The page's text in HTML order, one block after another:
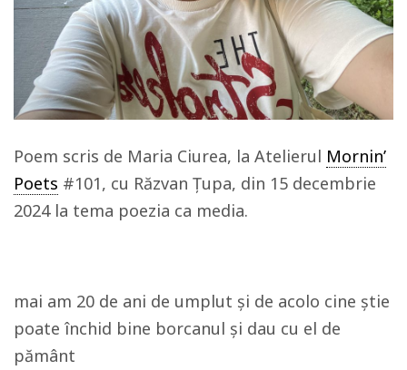
Poem scris de Maria Ciurea, la Atelierul Mornin’
Poets #101, cu Răzvan Țupa, din 15 decembrie
2024 la tema poezia ca media.
mai am 20 de ani de umplut și de acolo cine știe
poate închid bine borcanul și dau cu el de
pământ